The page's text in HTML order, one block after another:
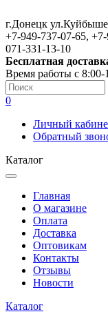
г.Донецк
+7-949-737-07-65,
071-331-13-10
Бесплатная
Время работы с
0
Личный
Обратный
Каталог
Главная
О магазине
Оплата
Доставка
Оптовикам
Контакты
Отзывы
Новости
Каталог